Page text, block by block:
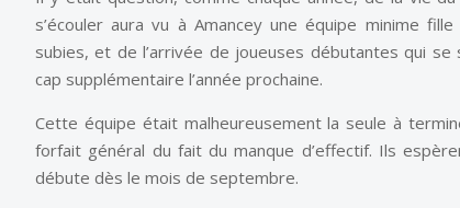
s’écouler aura vu à Amancey une équipe minime
subies, et de l’arrivée de joueuses débutantes qui
cap supplémentaire l’année prochaine.
Cette équipe était malheureusement la seule à
forfait général du fait du manque d’effectif. Ils
débute dès le mois de septembre.